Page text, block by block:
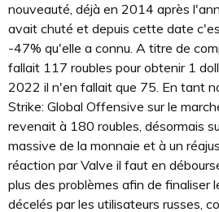
nouveauté, déjà en 2014 après
avait chuté et depuis cette date
-47% qu'elle a connu. A titre de
fallait 117 roubles pour obtenir 1
2022 il n'en fallait que 75. En tant
Strike: Global Offensive sur le
revenait à 180 roubles, désormais
massive de la monnaie et à un
réaction par Valve il faut en
plus des problèmes afin de finaliser
décelés par les utilisateurs russes,